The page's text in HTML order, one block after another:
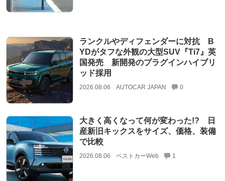
ランクルやディフェンダーに対抗 B
YDがタフな外観の大型SUV『Ti7』英
国発売 新開発のプラグインハイブリ
ッド採用
2026.08.06 AUTOCAR JAPAN 0
大きく高くなって何が変わった!? 日
産新旧キックスをサイズ、価格、装備
で比較
2026.08.06 ベストカーWeb 1